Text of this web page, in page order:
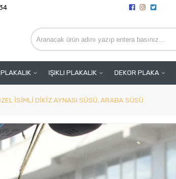
IŞIKLI PLAKALIK DEKOR PLAKA
İSİMLİ DİKİZ AYNASI SÜSÜ, ARABA SÜSÜ